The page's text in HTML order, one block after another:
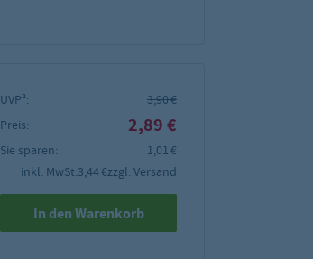
UVP²:
3,90 €
Preis:
2,89 €
Sie sparen:
1,01 €
inkl. MwSt.3,44 €zzgl. Versand
In den Warenkorb